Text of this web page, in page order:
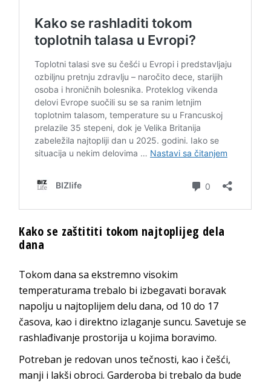
Kako se zaštititi tokom najtoplijeg dela
dana
Tokom dana sa ekstremno visokim
temperaturama trebalo bi izbegavati boravak
napolju u najtoplijem delu dana, od 10 do 17
časova, kao i direktno izlaganje suncu. Savetuje se
rashlađivanje prostorija u kojima boravimo.
Potreban je redovan unos tečnosti, kao i češći,
manji i lakši obroci. Garderoba bi trebalo da bude